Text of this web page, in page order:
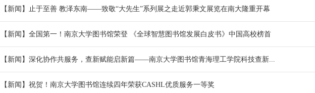
【新闻】止于至善 教泽东南——致敬“大先生”系列展之走近郭秉文展览在南大隆重开幕
【新闻】全国第一！南京大学图书馆荣登 《全球智慧图书馆发展白皮书》中国高校榜首
【新闻】深化协作共服务，查新赋能启新篇——南京大学图书馆青海理工学院科技查新...
【新闻】祝贺！南京大学图书馆连续四年荣获CASHL优质服务一等奖